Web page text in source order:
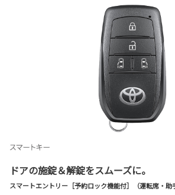
ドアの施錠＆解錠をスムーズに。
スマートエントリー［予約ロック機能付］（運転席・